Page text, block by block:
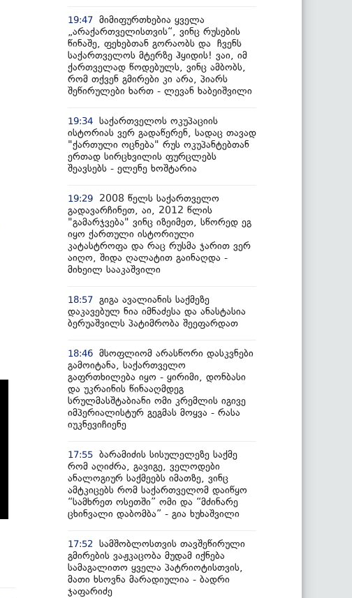
19:47 მიმიფურთხებია ყველა
„არაქართველისთვის“, ვინც რუსების
წინაშე, ფეხებთან გორაობს და ჩვენს
საქართველოს მტერზე ჰყიდის! ვაი, იმ
ქართველად წოდებულს, ვინც ამბობს,
რომ თქვენ გმირები კი არა, პიარს
შეწირულები ხართ - ლევან ხაბეიშვილი
19:34 საქართველოს ოკუპაციის
ისტორიას ვერ გადაწერენ, სადაც თავად
"ქართული ოცნება" რუს ოკუპანტებთან
ერთად სირცხვილის ფურცლებს
შეავსებს - ელენე ხოშტარია
19:29
2008 წელს საქართველო
გადავარჩინეთ, აი, 2012 წლის
"გამარჯვება" ვინც იზეიმეთ, სწორედ ეგ
იყო ქართული ისტორიული
კატასტროფა და რაც რუსმა ჯარით ვერ
აიღო, შიდა ღალატით გაინაღდა -
მიხეილ სააკაშვილი
18:57 გიგა ავალიანის საქმეზე
დაკავებულ ნია იმნაძესა და ანასტასია
ბერუაშვილს პატიმრობა შეეფარდათ
18:46 მსოფლიომ არასწორი დასკვნები
გამოიტანა, საქართველო
გაფრთხილება იყო - ყირიმი, დონბასი
და უკრაინის წინააღმდეგ
სრულმასშტაბიანი ომი კრემლის იგივე
იმპერიალისტურ გეგმას მოყვა - რასა
იუკნევიჩიენე
17:55 ბარამიძის სისულელეზე საქმე
რომ აღიძრა, გავიგე, ველოდები
ანალოგიურ საქმეებს იმათზე, ვინც
ამტკიცებს რომ საქართველომ დაიწყო
“სამხრეთ ოსეთში” ომი და “მძინარე
ცხინვალი დაბომბა” - გია ხუხაშვილი
17:52
სამშობლოსთვის თავშეწირული
გმირების ვაჟკაცობა მუდამ იქნება
სამაგალითო ყველა პატრიოტისთვის,
მათი ხსოვნა მარადიულია - ბადრი
ჯაფარიძე